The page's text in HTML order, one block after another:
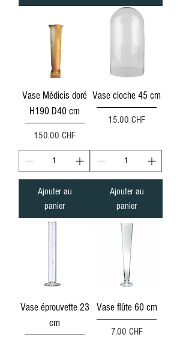
Vase Médicis doré
H190 D40 cm
Prix
150.00 CHF
Ajouter au
panier
Vase cloche 45 cm
Prix
15.00 CHF
Ajouter au
panier
Vase éprouvette 23
cm
Vase flûte 60 cm
Prix
7.00 CHF